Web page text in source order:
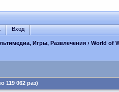
Вход
Игры, Развлечения› World of
119 062 раз)